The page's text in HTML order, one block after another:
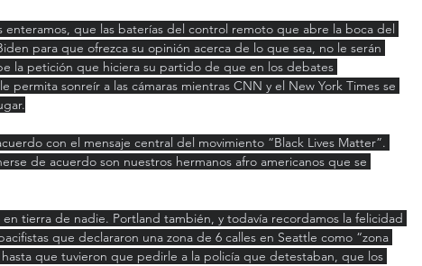
enteramos, que las baterías del control remoto que abre la boca del
para que ofrezca su opinión acerca de lo que sea, no le serán
la petición que hiciera su partido de que en los debates
permita sonreír a las cámaras mientras CNN y el New York Times se
con el mensaje central del movimiento “Black Lives Matter”.
de acuerdo son nuestros hermanos afro americanos que se
en tierra de nadie. Portland también, y todavía recordamos la felicidad
que declararon una zona de 6 calles en Seattle como “zona
que tuvieron que pedirle a la policía que detestaban, que los